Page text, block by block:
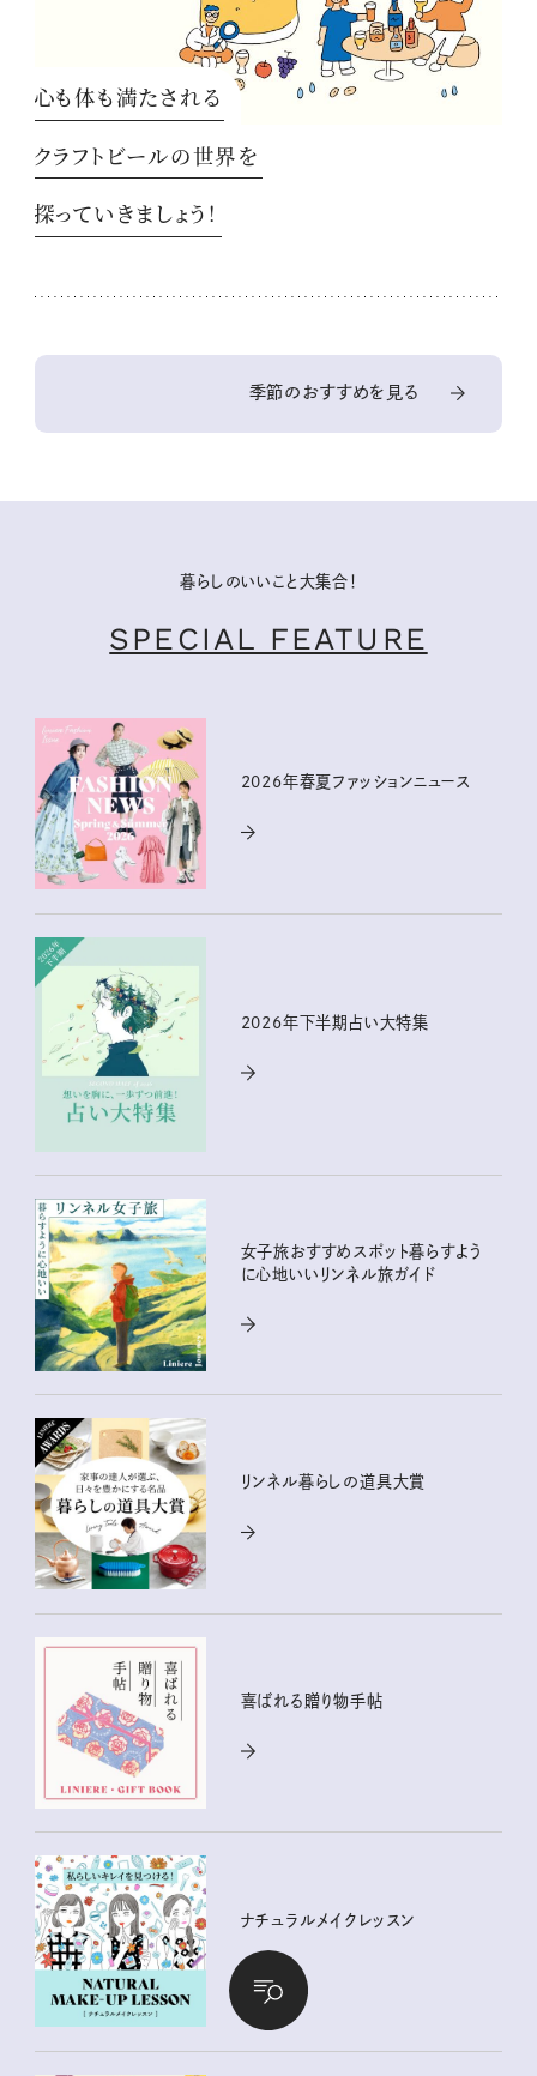
心も体も満たされる
クラフトビールの世界を
探っていきましょう！
季節のおすすめを見る
暮らしのいいこと大集合！
SPECIAL FEATURE
2026年春夏ファッションニュース
2026年下半期占い大特集
女子旅おすすめスポット暮らすよう
に心地いいリンネル旅ガイド
リンネル暮らしの道具大賞
喜ばれる贈り物手帖
ナチュラルメイクレッスン